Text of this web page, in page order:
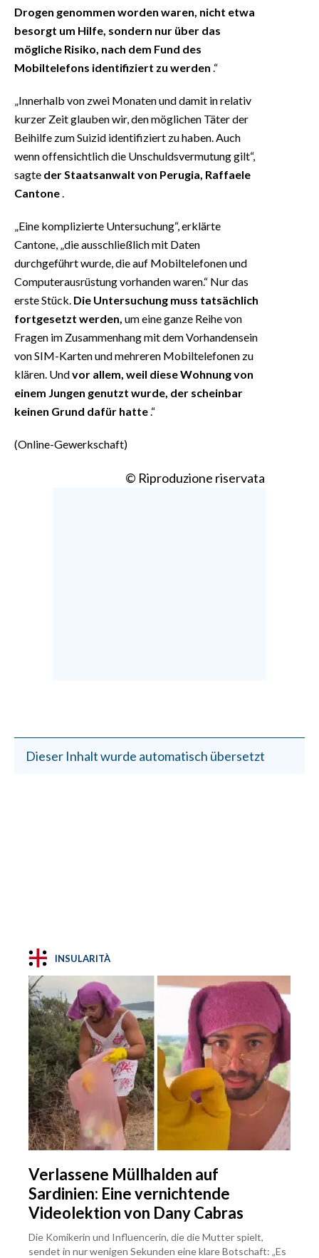
Drogen genommen worden waren, nicht etwa
besorgt um Hilfe, sondern nur über das
mögliche Risiko, nach dem Fund des
Mobiltelefons identifiziert zu werden .“
„Innerhalb von zwei Monaten und damit in relativ
kurzer Zeit glauben wir, den möglichen Täter der
Beihilfe zum Suizid identifiziert zu haben. Auch
wenn offensichtlich die Unschuldsvermutung gilt“,
sagte der Staatsanwalt von Perugia, Raffaele
Cantone
„Eine komplizierte Untersuchung“, erklärte
Cantone, „die ausschließlich mit Daten
durchgeführt wurde, die auf Mobiltelefonen und
Computerausrüstung vorhanden waren.“ Nur das
erste Stück. Die Untersuchung muss tatsächlich
fortgesetzt werden, um eine ganze Reihe von
Fragen im Zusammenhang mit dem Vorhandensein
von SIM-Karten und mehreren Mobiltelefonen zu
klären. Undvor allem, weil diese Wohnung von
einem Jungen genutzt wurde, der scheinbar
keinen Grund dafür hatte .“
(Online-Gewerkschaft)
© Riproduzione riservata
Dieser Inhalt wurde automatisch übersetzt
INSULARITÀ
Verlassene Müllhalden auf
Sardinien: Eine vernichtende
Videolektion von Dany Cabras
Die Komikerin und Influencerin, die die Mutter spielt,
sendet in nur wenigen Sekunden eine klare Botschaft: „Es